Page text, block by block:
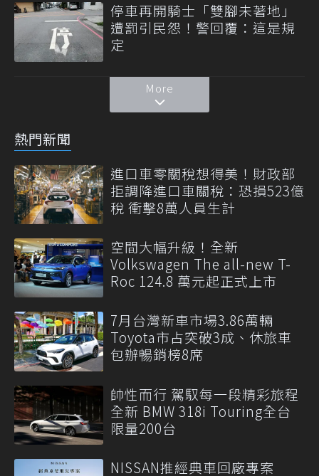
停車再開騎士「雙腳未著地」
遭罰引民怨！警回覆：這是規
定
More
熱門新聞
進口車零關稅想得美！財政部
拒調降進口車關稅：恐損523億
稅 衝擊8萬人員生計
空間大幅升級！全新
Volkswagen The all-new T-
Roc 124.8 萬元起正式上市
7月台灣新車市場3.86萬輛
Toyota市占突破3成、休旅車
包辦暢銷榜8席
帥性而行 駕馭每一段精彩旅程
全新 BMW 318i Touring全台
限量200台
NISSAN推經典車回廠專案